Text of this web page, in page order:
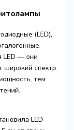
(LED),
LED — они
широкий спектр.
тем
LED-